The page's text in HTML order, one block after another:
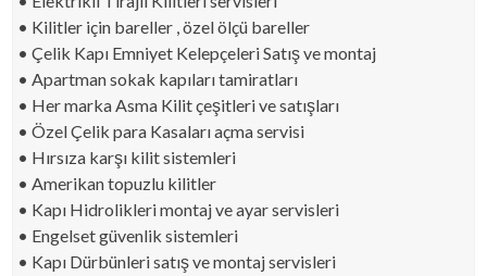
• Kilitler için bareller , özel ölçü bareller
• Çelik Kapı Emniyet Kelepçeleri Satış ve montaj
• Apartman sokak kapıları tamiratları
• Her marka Asma Kilit çeşitleri ve satışları
• Özel Çelik para Kasaları açma servisi
• Hırsıza karşı kilit sistemleri
• Amerikan topuzlu kilitler
• Kapı Hidrolikleri montaj ve ayar servisleri
• Engelset güvenlik sistemleri
• Kapı Dürbünleri satış ve montaj servisleri